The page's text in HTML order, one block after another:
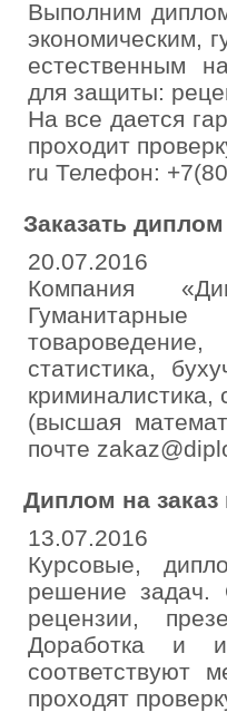
Выполним
экономическим,
естественным
для защиты:
На все дается
проходит
ru Телефон:
Заказать
20.07.2016
Компания
статистика,
криминалистика,
(высшая
почте
Диплом на
13.07.2016
Курсовые,
решение задач.
рецензии,
Доработка и
соответствуют
проходят